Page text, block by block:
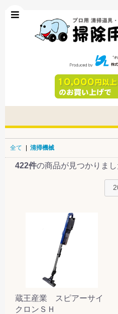
全て | 清掃機械
422件の商品が見つかりまし
蔵王産業 スピアーサイ
クロンＳＨ